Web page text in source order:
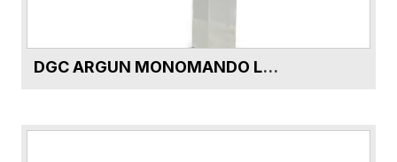
VER FICHA DEL PRODUCTODGC ARGUN MONOMANDO LAVAMANOS ALTO DG51291P-CR CROMO SIN DESAGUE AUTOMATICO 5210A-H